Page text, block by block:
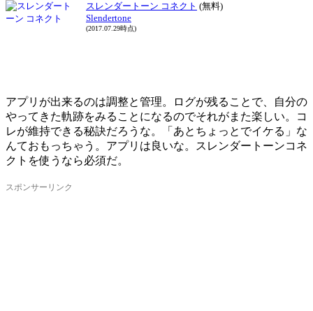
スレンダートーン コネクト (無料)
Slendertone
(2017.07.29時点)
アプリが出来るのは調整と管理。ログが残ることで、自分の
やってきた軌跡をみることになるのでそれがまた楽しい。コ
レが維持できる秘訣だろうな。「あとちょっとでイケる」な
んておもっちゃう。アプリは良いな。スレンダートーンコネ
クトを使うなら必須だ。